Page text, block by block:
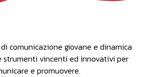
comunicazione giovane e dinamica
vincenti ed innovativi per
e promuovere.